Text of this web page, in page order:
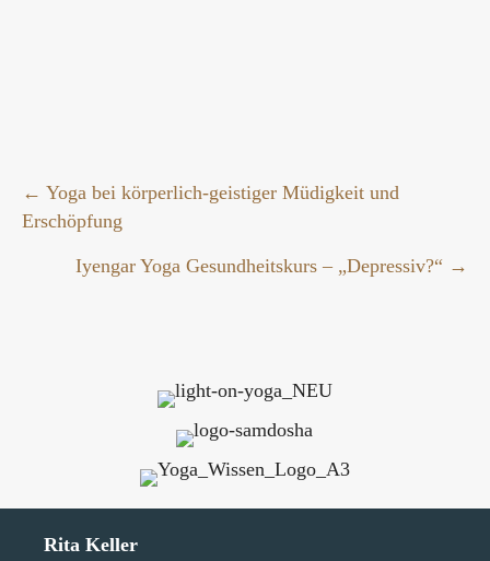
Posts
← Yoga bei körperlich-geistiger Müdigkeit und
Erschöpfung
Iyengar Yoga Gesundheitskurs – „Depressiv?“ →
Rita Keller